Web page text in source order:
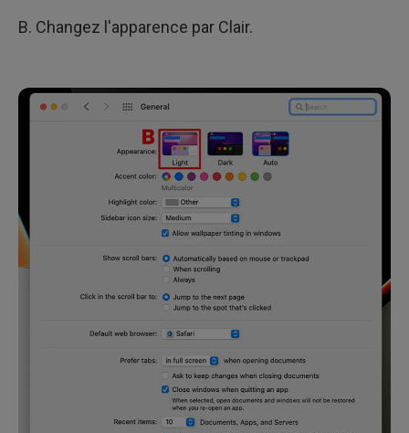
B. Changez l'apparence par Clair.